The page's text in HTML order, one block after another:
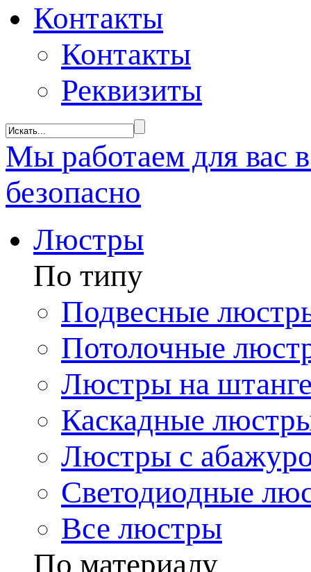
Контакты
Контакты
Реквизиты
Мы работаем для вас
безопасно
Люстры
По типу
Подвесные
Потолочные
Люстры на
Каскадные
Люстры с
Светодиодные
Все люстры
По материалу